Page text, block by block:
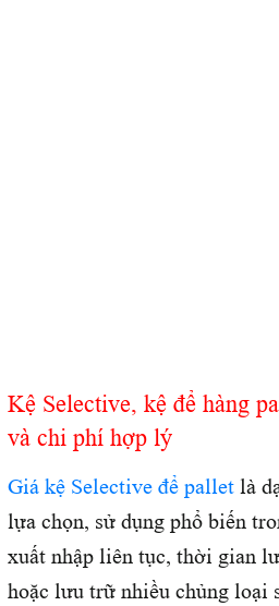
Kệ Selective, kệ để hàng
và chi phí hợp lý
Giá kệ Selective để palletlà
lựa chọn, sử dụng phổ biến
xuất nhập liên tục, thời gian
hoặc lưu trữ nhiều chủng loại